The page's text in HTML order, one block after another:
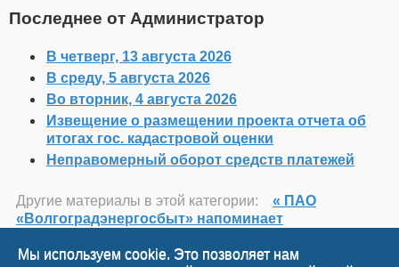
Последнее от Администратор
В четверг, 13 августа 2026
В среду, 5 августа 2026
Во вторник, 4 августа 2026
Извещение о размещении проекта отчета об
итогах гос. кадастровой оценки
Неправомерный оборот средств платежей
Другие материалы в этой категории:
« ПАО
«Волгоградэнергосбыт» напоминает
напоминает »
Мы используем cookie. Это позволяет нам